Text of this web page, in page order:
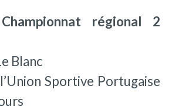
régional 2
Blanc
Sportive Portugaise